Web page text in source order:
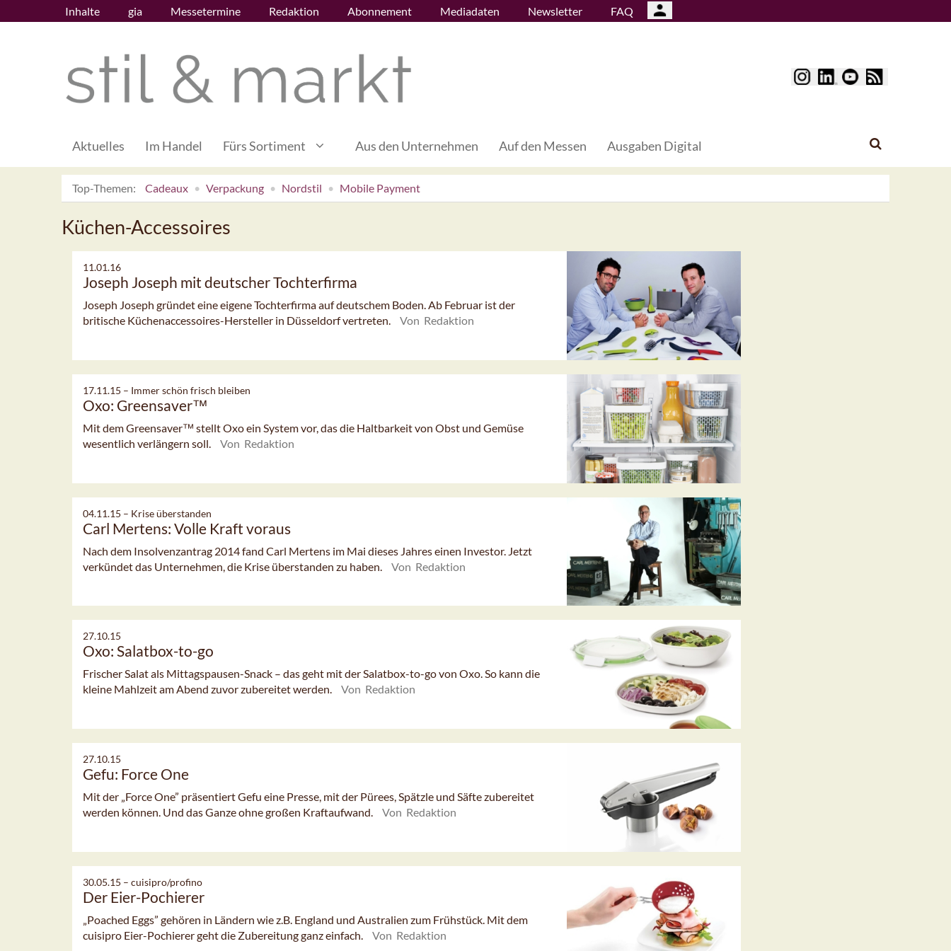
Inhalte gia Messetermine Redaktion Abonnement Mediadaten Newsletter FAQ
Aktuelles Im Handel Fürs Sortiment Aus den Unternehmen Auf den Messen Ausgaben Digital
Top-Themen: Cadeaux Verpackung Nordstil Mobile Payment
Küchen-Accessoires
11.01.16
Joseph Joseph mit deutscher Tochterfirma
Joseph Joseph gründet eine eigene Tochterfirma auf deutschem Boden. Ab Februar ist der
britische Küchenaccessoires-Hersteller in Düsseldorf vertreten.
Von Redaktion
17.11.15 – Immer schön frisch bleiben
Oxo: Greensaver™
Mit dem Greensaver™ stellt Oxo ein System vor, das die Haltbarkeit von Obst und Gemüse
wesentlich verlängern soll.
Von Redaktion
04.11.15 – Krise überstanden
Carl Mertens: Volle Kraft voraus
Nach dem Insolvenzantrag 2014 fand Carl Mertens im Mai dieses Jahres einen Investor. Jetzt
verkündet das Unternehmen, die Krise überstanden zu haben.
Von Redaktion
27.10.15
Oxo: Salatbox-to-go
Frischer Salat als Mittagspausen-Snack – das geht mit der Salatbox-to-go von Oxo. So kann die
kleine Mahlzeit am Abend zuvor zubereitet werden.
Von Redaktion
27.10.15
Gefu: Force One
Mit der „Force One” präsentiert Gefu eine Presse, mit der Pürees, Spätzle und Säfte zubereitet
werden können. Und das Ganze ohne großen Kraftaufwand.
Von Redaktion
30.05.15 – cuisipro/profino
Der Eier-Pochierer
„Poached Eggs” gehören in Ländern wie z.B. England und Australien zum Frühstück. Mit dem
cuisipro Eier-Pochierer geht die Zubereitung ganz einfach.
Von Redaktion